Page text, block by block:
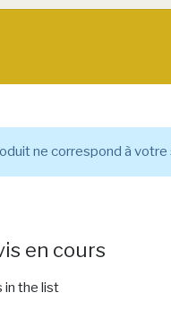
ne correspond à votre
en cours
in the list